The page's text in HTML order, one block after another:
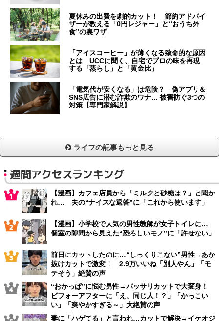
夏休みの出費を劇的カット！ 節約アドバイ
ザーが教える「0円レジャー」と“おうち外
食”の裏ワザ
「アイスコーヒー」が薄くなる致命的な原因
とは UCCに聞く、自宅でプロの味を再現
する「蒸らし」と「黄金比」
「電気代が安くなる」は危険？ 偽アプリ＆
SNS広告に潜む詐欺のワナ… 被害防ぐ3つの
対策【専門家解説】
ライフの記事もっと見る
週間アクセスランキング
【漫画】カフェ店員から「ミルクと砂糖は？」と聞か
れ… 夫の“ナイスな返答”に「これから使います」
【漫画】小学校で人気の男性教師が女子トイレに…
個室の隙間から見えた“恐ろしいモノ”に「許せない」
前日にカットしたのに…“しっくりこない”男性→あか
抜けカットで激変！ 2.9万いいね「別人やん」「モ
テそう」絶賛の声
“おかっぱ”に悩む男性→バッサリカットで大変身！
ビフォーアフターに「え、同じ人！？」「かっこい
い」「爽やかすぎる～」大絶賛の声
妻に「ハゲてる」と言われ…カットで解決→イケオジ